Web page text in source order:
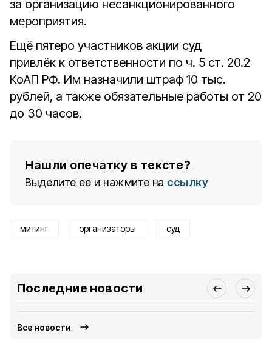
за организацию несанкционированного
мероприятия.
Ещё пятеро участников акции суд
привлёк к ответственности по ч. 5 ст. 20.2
КоАП РФ. Им назначили штраф 10 тыс.
рублей, а также обязательные работы от 20
до 30 часов.
Нашли опечатку в тексте?
Выделите ее и нажмите на ссылку
митинг организаторы суд
Последние новости
Все новости